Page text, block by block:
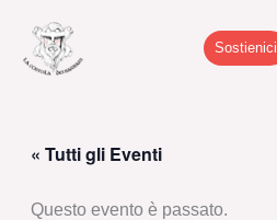
contenuto
Sostienici
« Tutti gli Eventi
Questo evento è passato.